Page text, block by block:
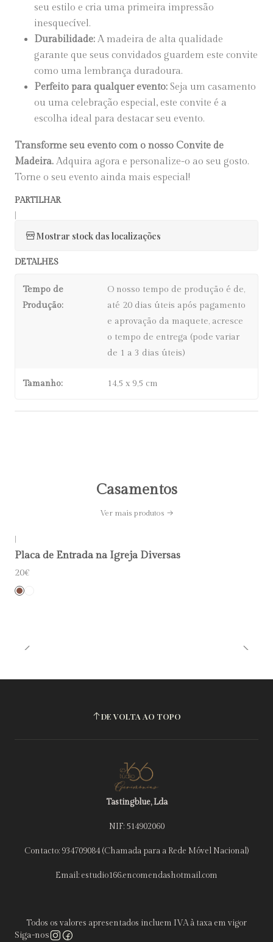
seu estilo e cria uma primeira impressão
inesquecível.
Durabilidade: A madeira de alta qualidade
garante que seus convidados guardem este convite
como uma lembrança duradoura.
Perfeito para qualquer evento: Seja um casamento
ou uma celebração especial, este convite é a
escolha ideal para destacar seu evento.
Transforme seu evento com o nosso Convite de
Madeira. Adquira agora e personalize-o ao seu gosto.
Torne o seu evento ainda mais especial!
PARTILHAR
Mostrar stock das localizações
DETALHES
Tempo de
Produção:
O nosso tempo de produção é de,
até 20 dias úteis após pagamento
e aprovação da maquete, acresce
o tempo de entrega (pode variar
de 1 a 3 dias úteis)
Tamanho: 14,5 x 9,5 cm
Casamentos
Ver mais produtos
Placa de Entrada na Igreja Diversas
20€
DE VOLTA AO TOPO
Tastingblue, Lda
NIF: 514902060
Contacto: 934709084 (Chamada para a Rede Móvel Nacional)
Email: estudio166.encomendashotmail.com
Todos os valores apresentados incluem IVA à taxa em vigor
Siga-nos